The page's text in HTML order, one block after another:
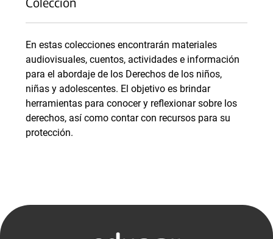
En estas colecciones encontrarán materiales
audiovisuales, cuentos, actividades e información
para el abordaje de los Derechos de los niños,
niñas y adolescentes. El objetivo es brindar
herramientas para conocer y reflexionar sobre los
derechos, así como contar con recursos para su
protección.